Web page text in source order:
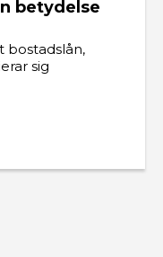
betydelse
bostadslån,
sig